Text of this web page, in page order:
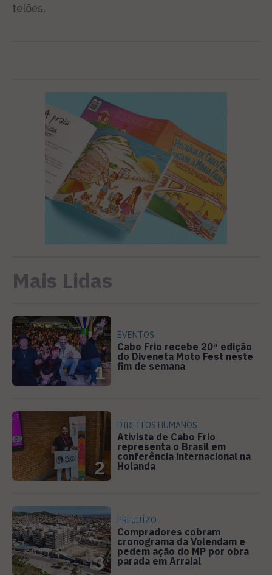
telões.
Mais Lidas
1
EVENTOS
Cabo Frio recebe 20ª edição
do Diveneta Moto Fest neste
fim de semana
2
DIREITOS HUMANOS
Ativista de Cabo Frio
representa o Brasil em
conferência internacional na
Holanda
3
PREJUÍZO
Compradores cobram
cronograma da Volendam e
pedem ação do MP por obra
parada em Arraial